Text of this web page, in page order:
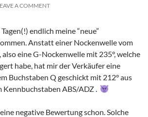
A COMMENT
endlich meine “neue”
Anstatt einer Nockenwelle vom
eine G-Nockenwelle mit 235°, welche
habe, hat mir der Verkäufer eine
Buchstaben Q geschickt mit 212° aus
ABS/ADZ .
negative Bewertung schon. Solche